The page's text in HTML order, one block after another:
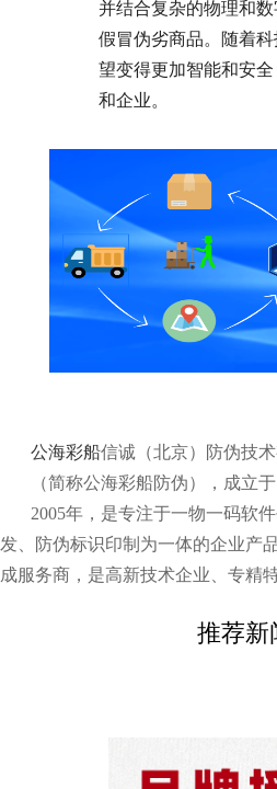
并结合复杂的物理和
假冒伪劣商品。随着
望变得更加智能和安
和企业。
公海彩船信诚（北京）防伪技
（简称公海彩船防伪），成立于
2005年，是专注于一物一码软
发、防伪标识印制为一体的企业产
成服务商，是高新技术企业、专精
推荐新